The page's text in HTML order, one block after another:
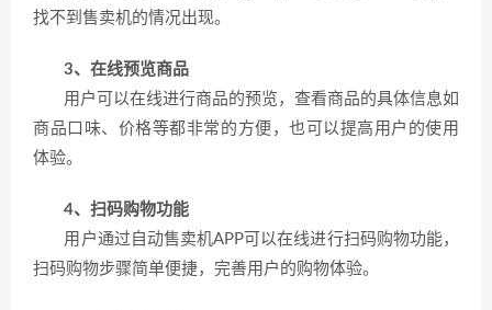
找不到售卖机的情况出现。
3、在线预览商品
用户可以在线进行商品的预览，查看商品的具体信息如
商品口味、价格等都非常的方便，也可以提高用户的使用
体验。
4、扫码购物功能
用户通过自动售卖机APP可以在线进行扫码购物功能，
扫码购物步骤简单便捷，完善用户的购物体验。